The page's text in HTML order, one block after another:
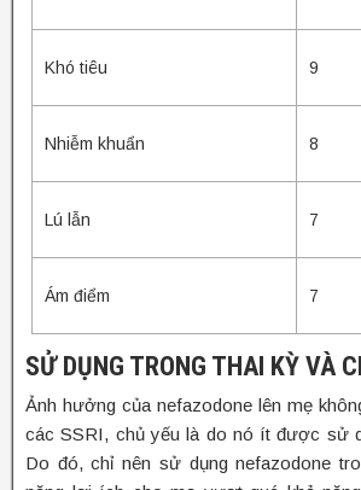
Khó tiêu 9
Nhiễm khuẩn 8
Lú lẫn 7
Ám điểm 7
SỬ DỤNG TRONG THAI KỲ VÀ
Ảnh hưởng của nefazodone lên mẹ
các SSRI, chủ yếu là do nó ít được sử
Do đó, chỉ nên sử dụng nefazodone